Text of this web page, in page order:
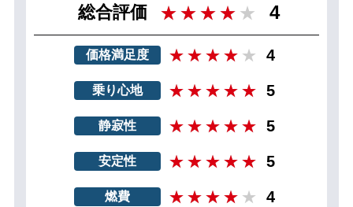
総合評価 4
価格満足度 4
乗り心地 5
静寂性 5
安定性 5
燃費 4